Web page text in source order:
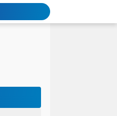
Hari Pertama,128.331 Orang Pendaftar Upacara Peringatan HUT ke-81 Kemerdekaan RI